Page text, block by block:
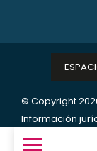
© Copyright
Información